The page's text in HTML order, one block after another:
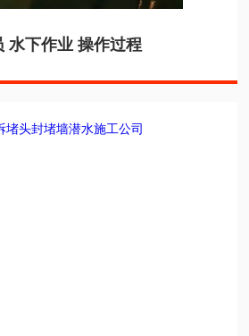
水下作业 操作过程